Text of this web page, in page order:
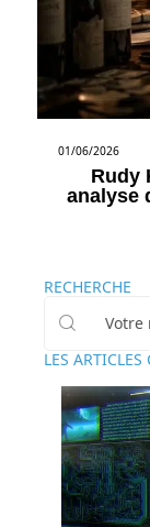
01/06/2026
Rudy
analyse
RECHERCHE
LES ARTICLES